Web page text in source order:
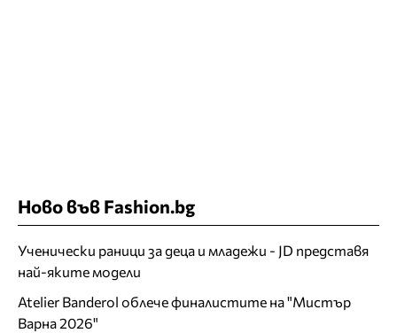
Ново във Fashion.bg
Ученически раници за деца и младежи - JD представя
най-яките модели
Atelier Banderol облече финалистите на "Мистър
Варна 2026"